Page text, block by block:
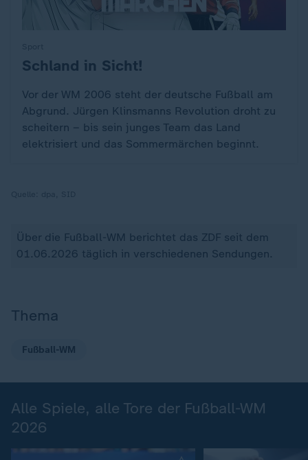
:Schland in Sicht!
Vor der WM 2006 steht der deutsche Fußball am
Abgrund. Jürgen Klinsmanns Revolution droht zu
scheitern – bis sein junges Team das Land
elektrisiert und das Sommermärchen beginnt.
Über die Fußball-WM berichtet das ZDF seit dem
01.06.2026 täglich in verschiedenen Sendungen.
Thema
Fußball-WM
Alle Spiele, alle Tore der Fußball-WM
2026